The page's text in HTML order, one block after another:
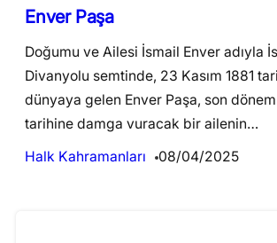
Enver Paşa
Doğumu ve Ailesi İsmail Enver adıyla
Divanyolu semtinde, 23 Kasım 1881
dünyaya gelen Enver Paşa, son dönem
tarihine damga vuracak bir ailenin…
Halk Kahramanları
08/04/2025